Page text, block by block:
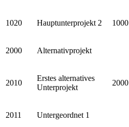
1020 Hauptunterprojekt 2 1000
2000 Alternativprojekt
2010
Erstes alternatives
Unterprojekt
2000
2011 Untergeordnet 1